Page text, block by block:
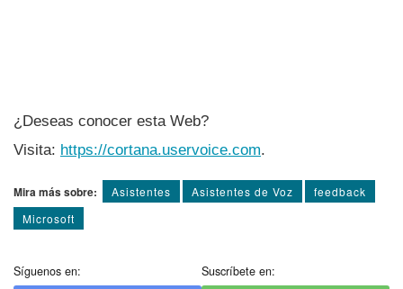
¿Deseas conocer esta Web?
Visita: https://cortana.uservoice.com.
Mira más sobre: Asistentes Asistentes de Voz
feedback
Microsoft
Síguenos en: Suscríbete en: